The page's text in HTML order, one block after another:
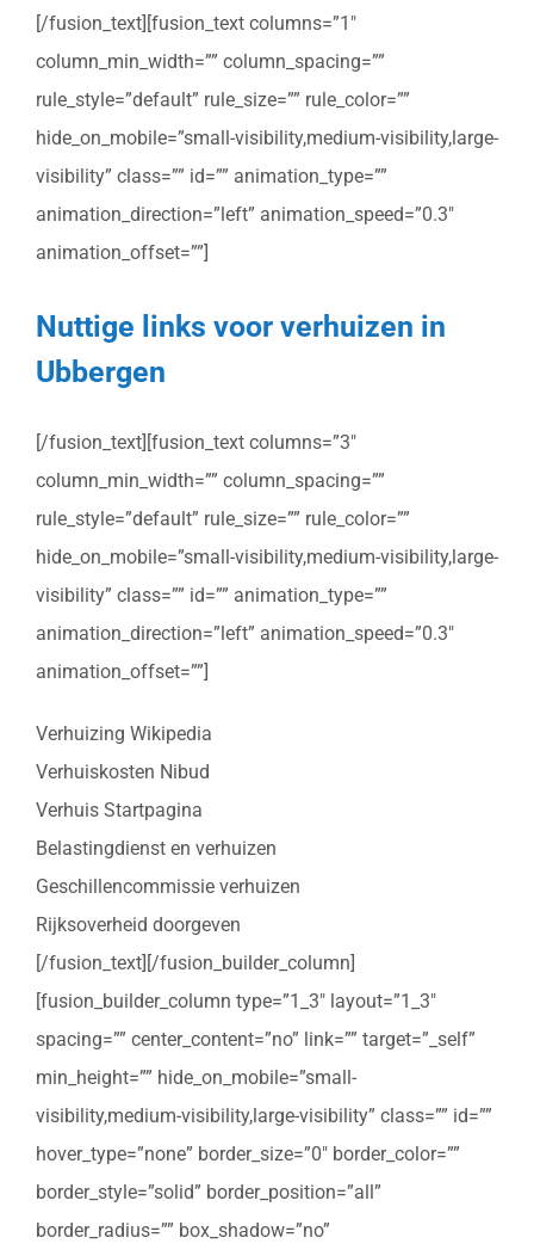
[/fusion_text][fusion_text columns=”1″
column_min_width=”” column_spacing=””
rule_style=”default” rule_size=”” rule_color=””
hide_on_mobile=”small-visibility,medium-visibility,large-
visibility” class=”” id=”” animation_type=””
animation_direction=”left” animation_speed=”0.3″
animation_offset=””]
Nuttige links voor verhuizen in
Ubbergen
[/fusion_text][fusion_text columns=”3″
column_min_width=”” column_spacing=””
rule_style=”default” rule_size=”” rule_color=””
hide_on_mobile=”small-visibility,medium-visibility,large-
visibility” class=”” id=”” animation_type=””
animation_direction=”left” animation_speed=”0.3″
animation_offset=””]
Verhuizing Wikipedia
Verhuiskosten Nibud
Verhuis Startpagina
Belastingdienst en verhuizen
Geschillencommissie verhuizen
Rijksoverheid doorgeven
[/fusion_text][/fusion_builder_column]
[fusion_builder_column type=”1_3″ layout=”1_3″
spacing=”” center_content=”no” link=”” target=”_self”
min_height=”” hide_on_mobile=”small-
visibility,medium-visibility,large-visibility” class=”” id=””
hover_type=”none” border_size=”0″ border_color=””
border_style=”solid” border_position=”all”
border_radius=”” box_shadow=”no”